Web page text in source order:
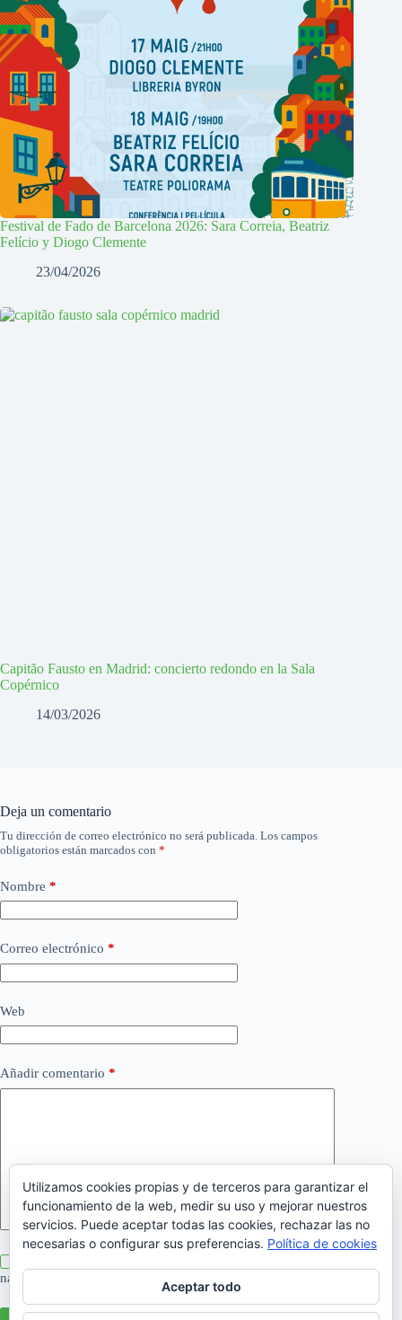
Festival de Fado de Barcelona 2026: Sara Correia, Beatriz
Felício y Diogo Clemente
23/04/2026
Capitão Fausto en Madrid: concierto redondo en la Sala
Copérnico
14/03/2026
Deja un comentario
Tu dirección de correo electrónico no será publicada. Los campos
obligatorios están marcados con *
Nombre *
Correo electrónico *
Web
Añadir comentario *
navegador para la próxima vez que comente.
Utilizamos cookies propias y de terceros para garantizar el
funcionamiento de la web, medir su uso y mejorar nuestros
servicios. Puede aceptar todas las cookies, rechazar las no
necesarias o configurar sus preferencias. Política de cookies
Aceptar todo